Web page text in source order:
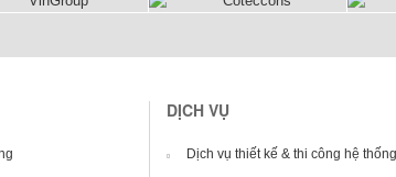
DỊCH VỤ
Dịch vụ thiết kế & thi công hệ